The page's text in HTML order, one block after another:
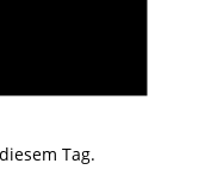
Tag.